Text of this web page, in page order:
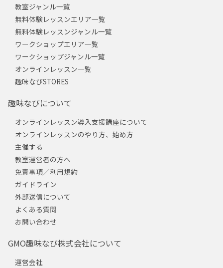
教室ジャンル一覧
無料体験レッスンエリア一覧
無料体験レッスンジャンル一覧
ワークショップエリア一覧
ワークショップジャンル一覧
オンラインレッスン一覧
趣味なびSTORES
趣味なびについて
オンラインレッスン導入支援講座について
オンラインレッスンのやり方、始め方
主催する
教室運営者の方へ
免責事項／利用規約
ガイドライン
外部送信について
よくある質問
お問い合わせ
GMO趣味なび株式会社について
運営会社